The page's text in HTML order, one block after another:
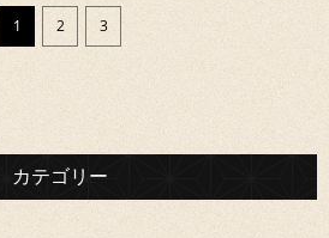
1 2 3
カテゴリー